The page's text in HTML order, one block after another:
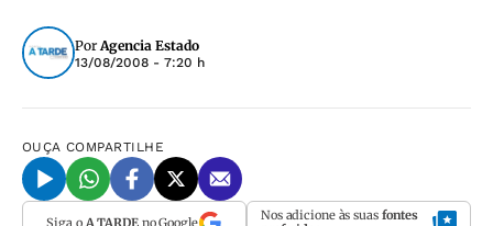
PorAgencia Estado
13/08/2008 - 7:20 h
OUÇA COMPARTILHE
Siga o A TARDEno Google Nos adicione às suas fontes